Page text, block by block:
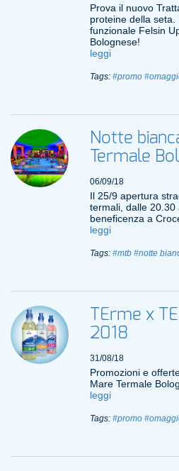
Prova il nuovo
proteine della
funzionale Felsin
Bolognese!
leggi
Tags: #promo
Notte
Termale
06/09/18
Il 25/9 apertura
termali, dalle 20.30
beneficenza a
leggi
Tags: #mtb #notte
TErme x
2018
31/08/18
Promozioni e
Mare Termale
leggi
Tags: #promo